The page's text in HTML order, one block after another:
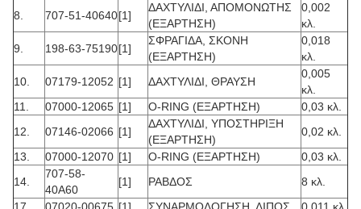
8.
707-51-40640[1]
ΔΑΧΤΥΛΙΔΙ, ΑΠΟΜΟΝΩΤΗΣ
(ΕΞΑΡΤΗΣΗ)
0,002
κλ.
9.
198-63-75190[1]
ΣΦΡΑΓΙΔΑ, ΣΚΟΝΗ
(ΕΞΑΡΤΗΣΗ)
0,018
κλ.
10.
07179-12052 [1] ΔΑΧΤΥΛΙΔΙ, ΘΡΑΥΣΗ
0,005
κλ.
11.
07000-12065 [1] O-RING (ΕΞΑΡΤΗΣΗ)
0,03 κλ.
12.
07146-02066 [1]
ΔΑΧΤΥΛΙΔΙ, ΥΠΟΣΤΗΡΙΞΗ
(ΕΞΑΡΤΗΣΗ)
0,02 κλ.
13.
07000-12070 [1] O-RING (ΕΞΑΡΤΗΣΗ)
0,03 κλ.
14.
707-58-
40A60
[1] ΡΑΒΔΟΣ
8 κλ.